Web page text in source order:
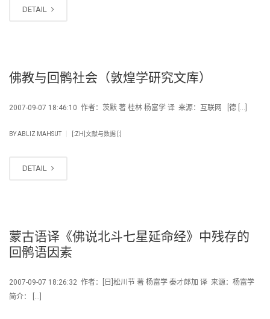
DETAIL
佛教与回鹘社会（敦煌学研究文库）
2007-09-07 18:46:10 作者：茨默 著 桂林 杨富学 译 来源：互联网 [德 […]
BYABLIZ MAHSUT [:ZH]文献与数据 [:]
DETAIL
蒙古语译《佛说北斗七星延命经》中残存的
回鹘语因素
2007-09-07 18:26:32 作者：[日]松川节 著 杨富学 秦才郎加 译 来源：杨富学
简介： […]